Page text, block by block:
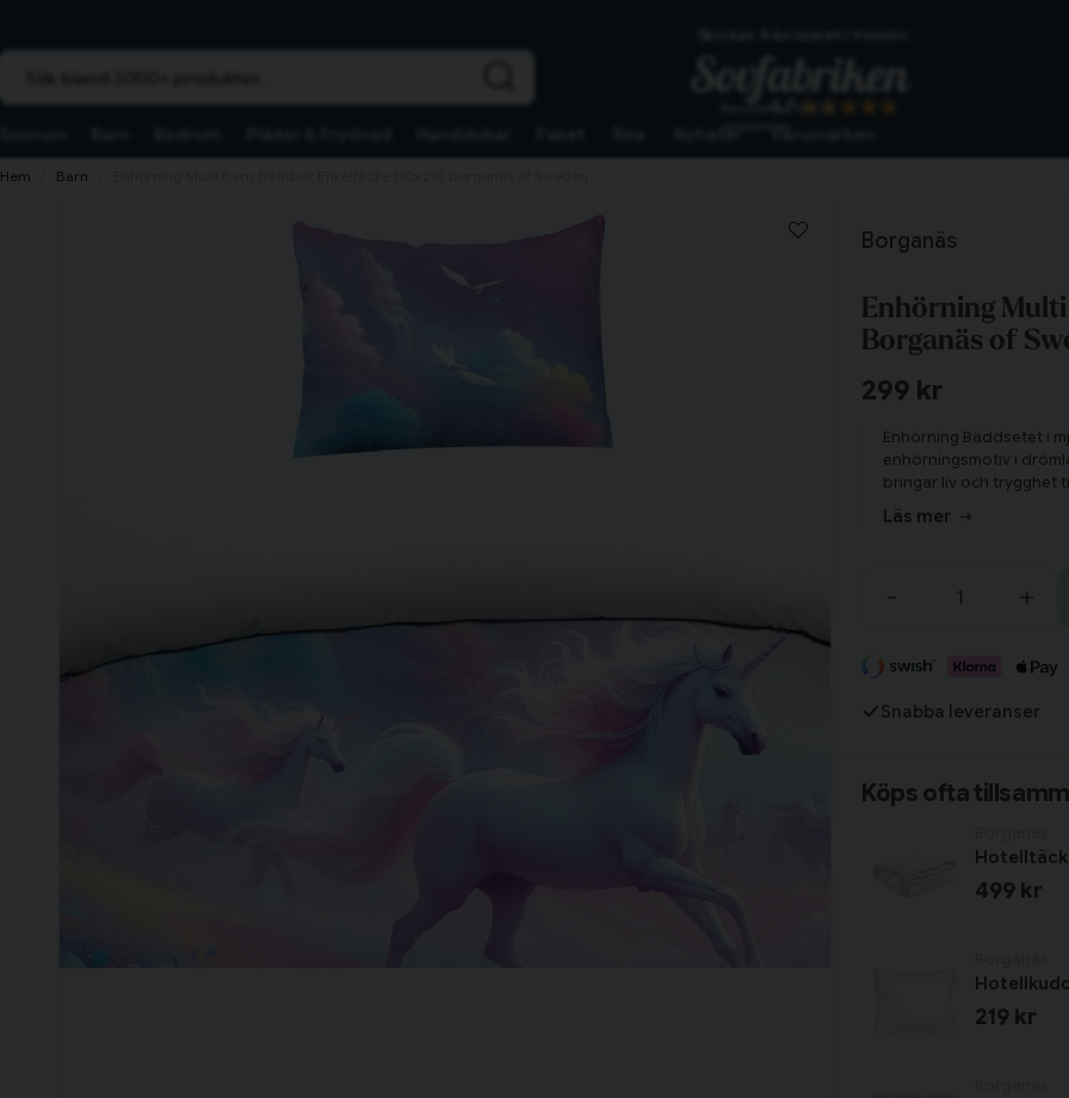
Snabba leveranser
Hem Barn
Borganäs
Enhörning
Borganäs of
299 kr
Enhörning Bäddsetet i
enhörningsmotiv i
bringar liv och trygghet
Läs mer
- +
Snabba leveranser
Köps ofta
499 kr
219 kr
Har du alla tillbehör?
Fortsätt handla